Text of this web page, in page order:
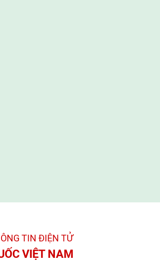
TIN ĐIỆN TỬ­
VIỆT NAM